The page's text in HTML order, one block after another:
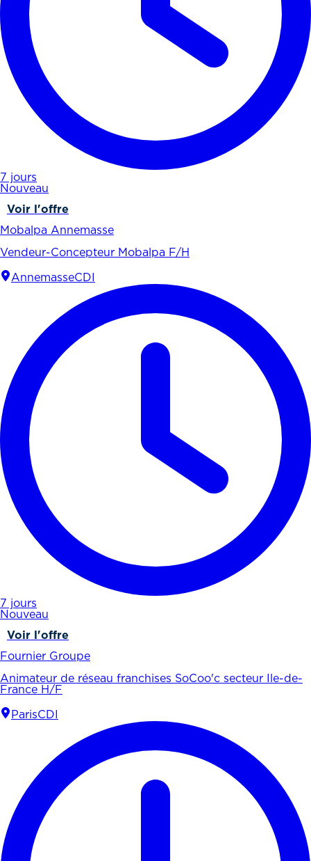
7 jours
Nouveau
Voir l'offre
Mobalpa Annemasse
Vendeur-Concepteur Mobalpa F/H
AnnemasseCDI
7 jours
Nouveau
Voir l'offre
Fournier Groupe
Animateur de réseau franchises SoCoo'c secteur Ile-de-
France H/F
ParisCDI